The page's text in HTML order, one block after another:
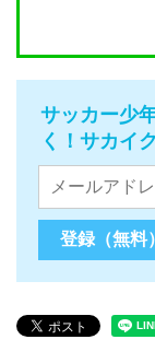
サッカー少
く！サカイ